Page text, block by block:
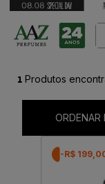
1 Produtos
ORDENAR
-R$